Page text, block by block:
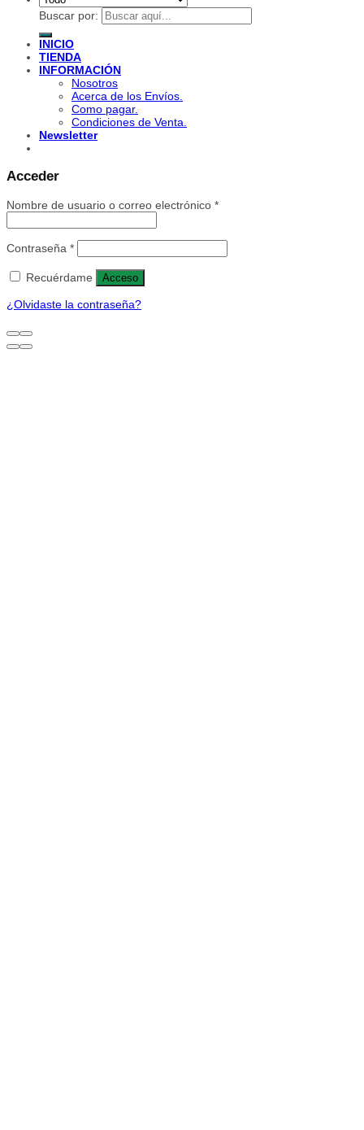
Buscar por:
INICIO
TIENDA
INFORMACIÓN
Nosotros
Acerca de los Envíos.
Como pagar.
Condiciones de Venta.
Newsletter
Acceder
Nombre de usuario o correo electrónico *
Contraseña *
Recuérdame Acceso
¿Olvidaste la contraseña?